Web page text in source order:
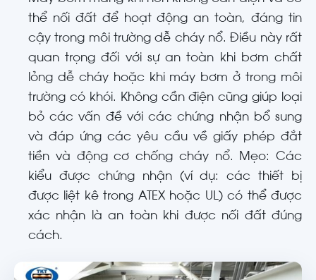
thể nối đất để hoạt động an toàn, đáng tin
cậy trong môi trường dễ cháy nổ. Điều này rất
quan trọng đối với sự an toàn khi bơm chất
lỏng dễ cháy hoặc khi máy bơm ở trong môi
trường có khói. Không cần điện cũng giúp loại
bỏ các vấn đề với các chứng nhận bổ sung
và đáp ứng các yêu cầu về giấy phép đắt
tiền và động cơ chống cháy nổ. Mẹo: Các
kiểu được chứng nhận (ví dụ: các thiết bị
được liệt kê trong ATEX hoặc UL) có thể được
xác nhận là an toàn khi được nối đất đúng
cách.